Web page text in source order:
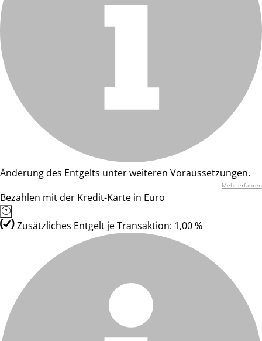
Änderung des Entgelts unter weiteren Voraussetzungen.
Mehr erfahren
Bezahlen mit der Kredit-Karte in Euro
Zusätzliches Entgelt je Transaktion: 1,00 %